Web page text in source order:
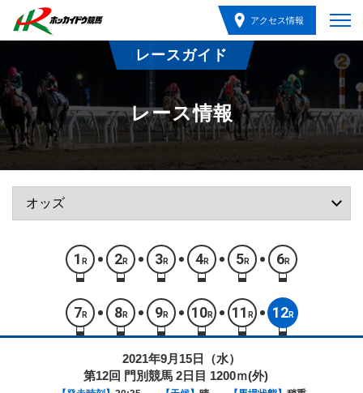
アクセス情報
レースガイド
レース情報
1 R 2R 3R 4R 5R 6R
7 R 8R 9R 10R 11 R 12R
2021年9月15日（水）
第12回 門別競馬 2日目 1200ｍ(外)